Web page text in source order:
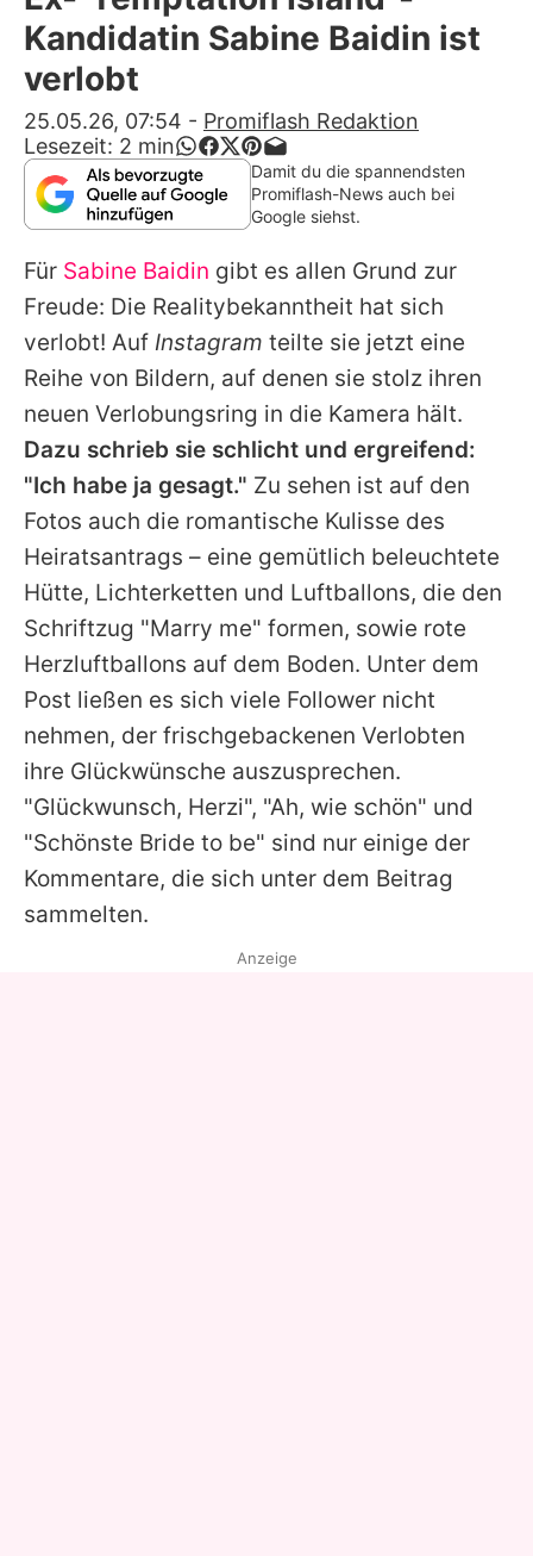
Alle Themen auf Promiflash
App runterladen
Team
Redaktionelle Richtlinien
Impressum
Datenschutzerklärung
Nutzungsbedingungen
Utiq verwalten
Kandidatin Sabine Baidin ist
verlobt
25.05.26, 07:54 - Promiflash Redaktion
Lesezeit: 2 min
Damit du die spannendsten
Promiflash-News auch bei
Google siehst.
Für Sabine Baidin gibt es allen Grund zur
Freude: Die Realitybekanntheit hat sich
verlobt! Auf Instagram teilte sie jetzt eine
Reihe von Bildern, auf denen sie stolz ihren
neuen Verlobungsring in die Kamera hält.
Dazu schrieb sie schlicht und ergreifend:
"Ich habe ja gesagt." Zu sehen ist auf den
Fotos auch die romantische Kulisse des
Heiratsantrags – eine gemütlich beleuchtete
Hütte, Lichterketten und Luftballons, die den
Schriftzug "Marry me" formen, sowie rote
Herzluftballons auf dem Boden. Unter dem
Post ließen es sich viele Follower nicht
nehmen, der frischgebackenen Verlobten
ihre Glückwünsche auszusprechen.
"Glückwunsch, Herzi", "Ah, wie schön" und
"Schönste Bride to be" sind nur einige der
Kommentare, die sich unter dem Beitrag
sammelten.
Anzeige